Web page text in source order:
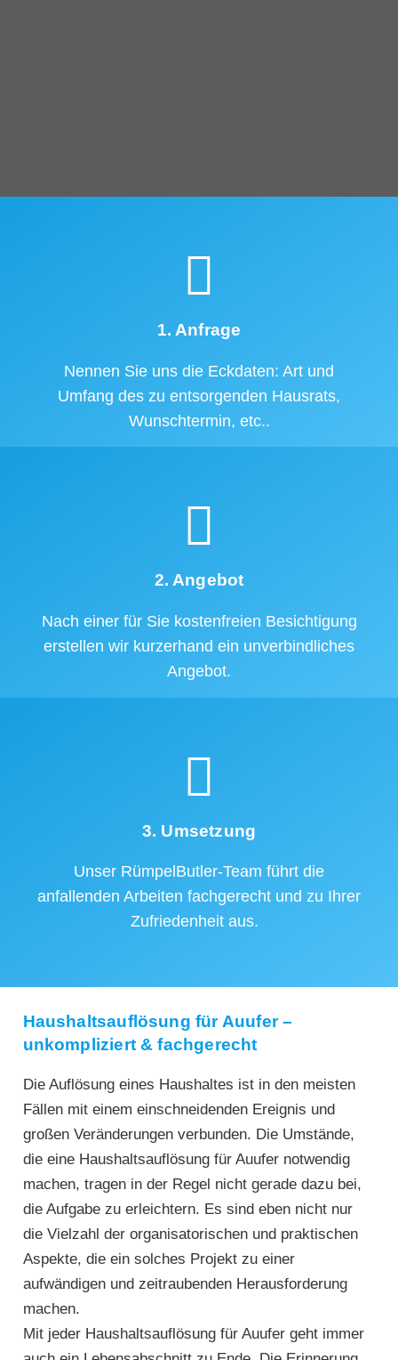
1. Anfrage
Nennen Sie uns die Eckdaten: Art und
Umfang des zu entsorgenden Hausrats,
Wunschtermin, etc..
2. Angebot
Nach einer für Sie kostenfreien Besichtigung
erstellen wir kurzerhand ein unverbindliches
Angebot.
3. Umsetzung
Unser RümpelButler-Team führt die
anfallenden Arbeiten fachgerecht und zu Ihrer
Zufriedenheit aus.
Haushaltsauflösung für Auufer –
unkompliziert & fachgerecht
Die Auflösung eines Haushaltes ist in den meisten
Fällen mit einem einschneidenden Ereignis und
großen Veränderungen verbunden. Die Umstände,
die eine Haushaltsauflösung für Auufer notwendig
machen, tragen in der Regel nicht gerade dazu bei,
die Aufgabe zu erleichtern. Es sind eben nicht nur
die Vielzahl der organisatorischen und praktischen
Aspekte, die ein solches Projekt zu einer
aufwändigen und zeitraubenden Herausforderung
machen.
Mit jeder Haushaltsauflösung für Auufer geht immer